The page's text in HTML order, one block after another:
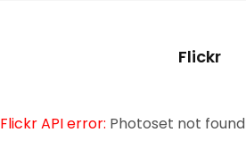
Flickr
Flickr API error: Photoset not found